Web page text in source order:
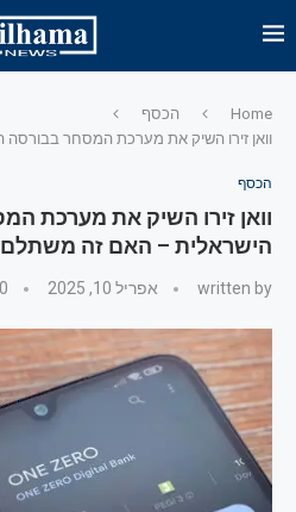
Home
הכסף
וואן זירו השיק את מערכת המסחר
הכסף
וואן זירו השיק את מערכת
הישראלית – האם זה
written by אפריל 10, 2025 0 comments